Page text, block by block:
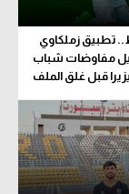
زملكاوي
مفاوضات شباب
قبل غلق الملف